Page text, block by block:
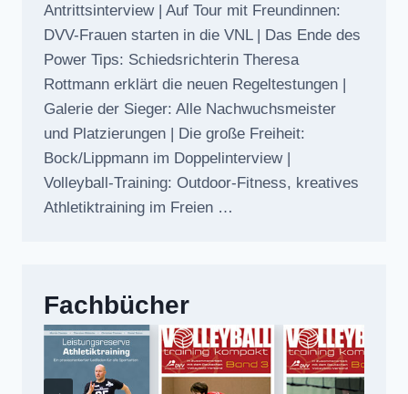
Antrittsinterview | Auf Tour mit Freundinnen:
DVV-Frauen starten in die VNL | Das Ende des
Power Tips: Schiedsrichterin Theresa
Rottmann erklärt die neuen Regeltestungen |
Galerie der Sieger: Alle Nachwuchsmeister
und Platzierungen | Die große Freiheit:
Bock/Lippmann im Doppelinterview |
Volleyball-Training: Outdoor-Fitness, kreatives
Athletiktraining im Freien …
Fachbücher